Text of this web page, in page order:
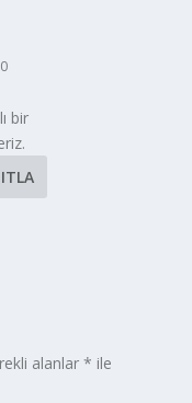
bir
alanlar* ile